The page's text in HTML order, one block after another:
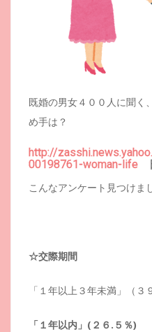
既婚の男女４００人に聞く
め手は？
http://
00198761-woman-life
こんなアンケート見つけま
☆交際期間
「１年以上３年未満」（３
「１年以内」(２６.５％)